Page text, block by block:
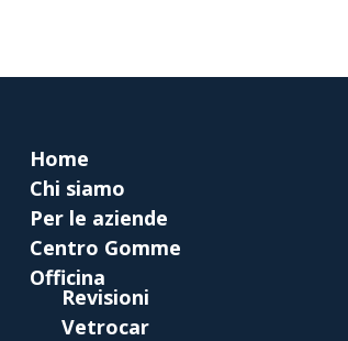
Home
Chi siamo
Per le aziende
Centro Gomme
Officina
Revisioni
Vetrocar